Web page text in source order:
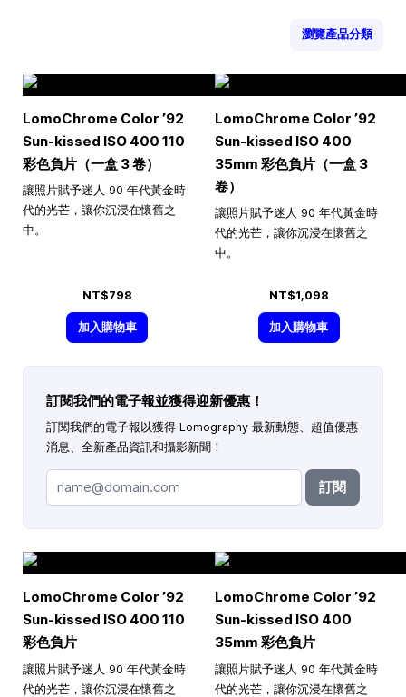
瀏覽產品分類
LomoChrome Color ’92
Sun-kissed ISO 400 110
彩色負片（一盒 3 卷）
讓照片賦予迷人 90 年代黃金時
代的光芒，讓你沉浸在懷舊之
中。
NT$798
加入購物車
LomoChrome Color ’92
Sun-kissed ISO 400
35mm 彩色負片（一盒 3
卷）
讓照片賦予迷人 90 年代黃金時
代的光芒，讓你沉浸在懷舊之
中。
NT$1,098
加入購物車
訂閱我們的電子報並獲得迎新優惠！
訂閱我們的電子報以獲得 Lomography 最新動態、超值優惠
消息、全新產品資訊和攝影新聞！
訂閱
LomoChrome Color ’92
Sun-kissed ISO 400 110
彩色負片
讓照片賦予迷人 90 年代黃金時
代的光芒，讓你沉浸在懷舊之
LomoChrome Color ’92
Sun-kissed ISO 400
35mm 彩色負片
讓照片賦予迷人 90 年代黃金時
代的光芒，讓你沉浸在懷舊之